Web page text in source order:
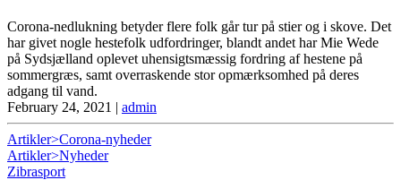
Corona-nedlukning betyder flere folk går tur på stier og i skove. Det
har givet nogle hestefolk udfordringer, blandt andet har Mie Wede
på Sydsjælland oplevet uhensigtsmæssig fordring af hestene på
sommergræs, samt overraskende stor opmærksomhed på deres
adgang til vand.
February 24, 2021 | admin
Artikler>Corona-nyheder
Artikler>Nyheder
Zibrasport